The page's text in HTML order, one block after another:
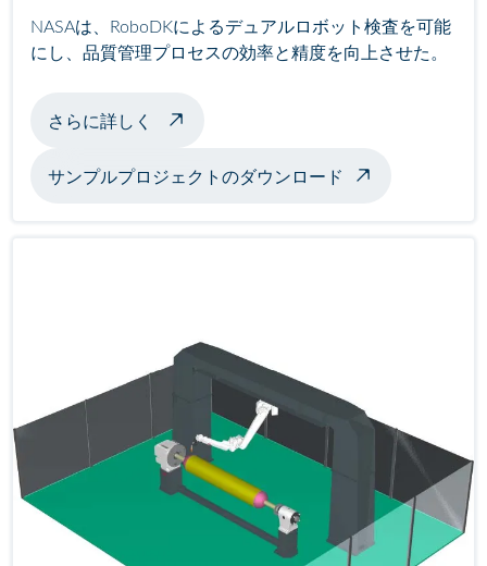
NASAは、RoboDKによるデュアルロボット検査を可能
にし、品質管理プロセスの効率と精度を向上させた。
さらに詳しく マルチロボット検査について
サンプルプロジェクトのダウンロード